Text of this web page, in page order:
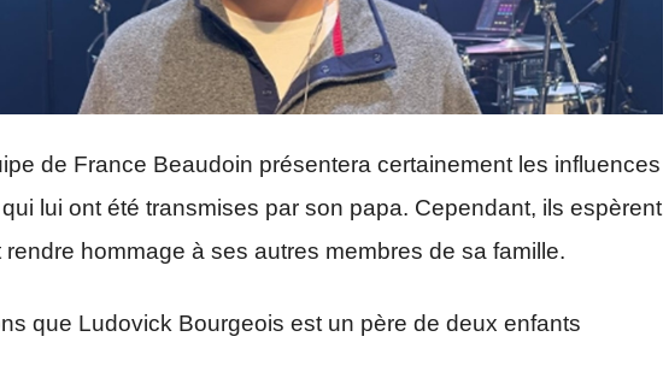
de France Beaudoin présentera certainement les influences
lui ont été transmises par son papa. Cependant, ils espèrent
hommage à ses autres membres de sa famille.
que Ludovick Bourgeois est un père de deux enfants